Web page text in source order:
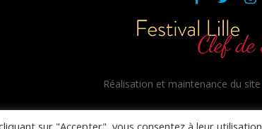
Réalisation et maintenance du site
sur "Accepter", vous consentez à leur utilisation.